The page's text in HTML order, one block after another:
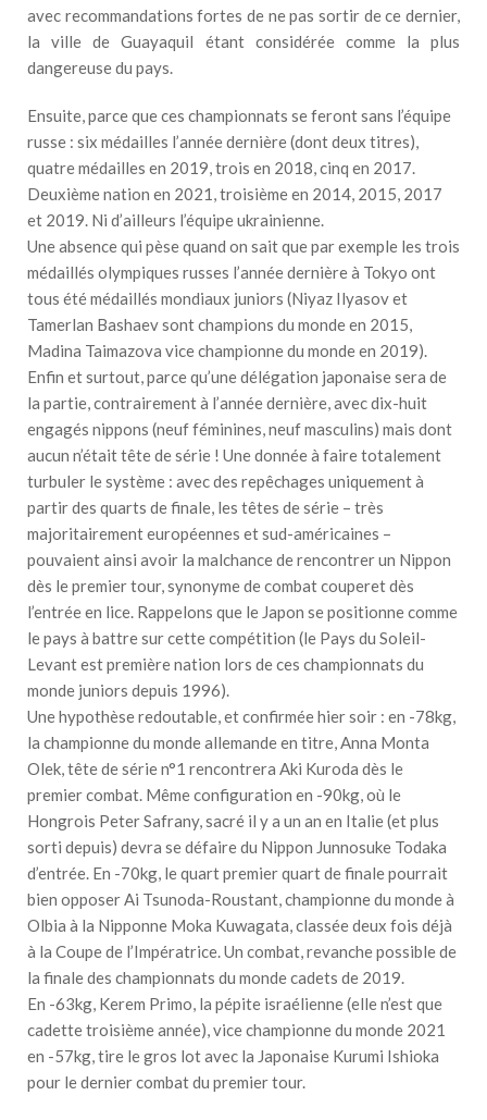
avec recommandations fortes de ne pas sortir de ce dernier,
la ville de Guayaquil étant considérée comme la plus
dangereuse du pays.
Ensuite, parce que ces championnats se feront sans l’équipe
russe : six médailles l’année dernière (dont deux titres),
quatre médailles en 2019, trois en 2018, cinq en 2017.
Deuxième nation en 2021, troisième en 2014, 2015, 2017
et 2019. Ni d’ailleurs l’équipe ukrainienne.
Une absence qui pèse quand on sait que par exemple les trois
médaillés olympiques russes l’année dernière à Tokyo ont
tous été médaillés mondiaux juniors (Niyaz Ilyasov et
Tamerlan Bashaev sont champions du monde en 2015,
Madina Taimazova vice championne du monde en 2019).
Enfin et surtout, parce qu’une délégation japonaise sera de
la partie, contrairement à l’année dernière, avec dix-huit
engagés nippons (neuf féminines, neuf masculins) mais dont
aucun n’était tête de série ! Une donnée à faire totalement
turbuler le système : avec des repêchages uniquement à
partir des quarts de finale, les têtes de série – très
majoritairement européennes et sud-américaines –
pouvaient ainsi avoir la malchance de rencontrer un Nippon
dès le premier tour, synonyme de combat couperet dès
l’entrée en lice. Rappelons que le Japon se positionne comme
le pays à battre sur cette compétition (le Pays du Soleil-
Levant est première nation lors de ces championnats du
monde juniors depuis 1996).
Une hypothèse redoutable, et confirmée hier soir : en -78kg,
la championne du monde allemande en titre, Anna Monta
Olek, tête de série n°1 rencontrera Aki Kuroda dès le
premier combat. Même configuration en -90kg, où le
Hongrois Peter Safrany, sacré il y a un an en Italie (et plus
sorti depuis) devra se défaire du Nippon Junnosuke Todaka
d’entrée. En -70kg, le quart premier quart de finale pourrait
bien opposer Ai Tsunoda-Roustant, championne du monde à
Olbia à la Nipponne Moka Kuwagata, classée deux fois déjà
à la Coupe de l’Impératrice. Un combat, revanche possible de
la finale des championnats du monde cadets de 2019.
En -63kg, Kerem Primo, la pépite israélienne (elle n’est que
cadette troisième année), vice championne du monde 2021
en -57kg, tire le gros lot avec la Japonaise Kurumi Ishioka
pour le dernier combat du premier tour.